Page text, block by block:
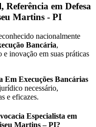
em Defesa
Martins - PI
nacionalmente
Bancária,
e inovação em suas práticas
Em Execuções Bancárias
necessário,
e eficazes.
Especialista em
Martins – PI?